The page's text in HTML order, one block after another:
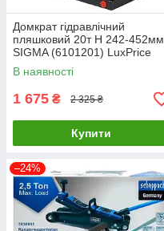
Домкрат гідравлічний
пляшковий 20т H 242-452мм
SIGMA (6101201) LuxPrice
В наявності
1 675 ₴ 2 325 ₴
Купити
–24%